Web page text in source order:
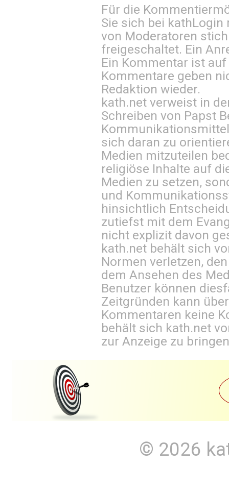
Für die
Sie sich bei kathLogin
von Moderatoren
freigeschaltet. Ein
Ein Kommentar ist
Kommentare geben
Redaktion wieder.
kath.net verweist in
Schreiben von Papst
sich daran zu
Medien mitzuteilen
religiöse Inhalte auf
Medien zu setzen,
und
hinsichtlich
zutiefst mit dem
nicht explizit davon
kath.net behält sich
Normen verletzen,
dem Ansehen des
Benutzer können
Zeitgründen kann
Kommentaren keine
behält sich kath.net
zur Anzeige zu
© 2026